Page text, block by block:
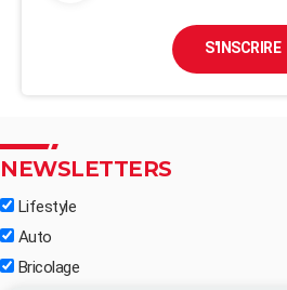
S'INSCRIRE
NEWSLETTERS
Lifestyle
Auto
Bricolage